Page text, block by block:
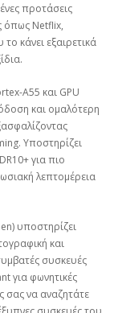
προτάσεις
όπως Netflix,
κάνει εξαιρετικά
A55 και GPU
και ομαλότερη
Υποστηρίζει
για πιο
λεπτομέρεια
υποστηρίζει
και
συσκευές
για φωνητικές
σας να αναζητάτε